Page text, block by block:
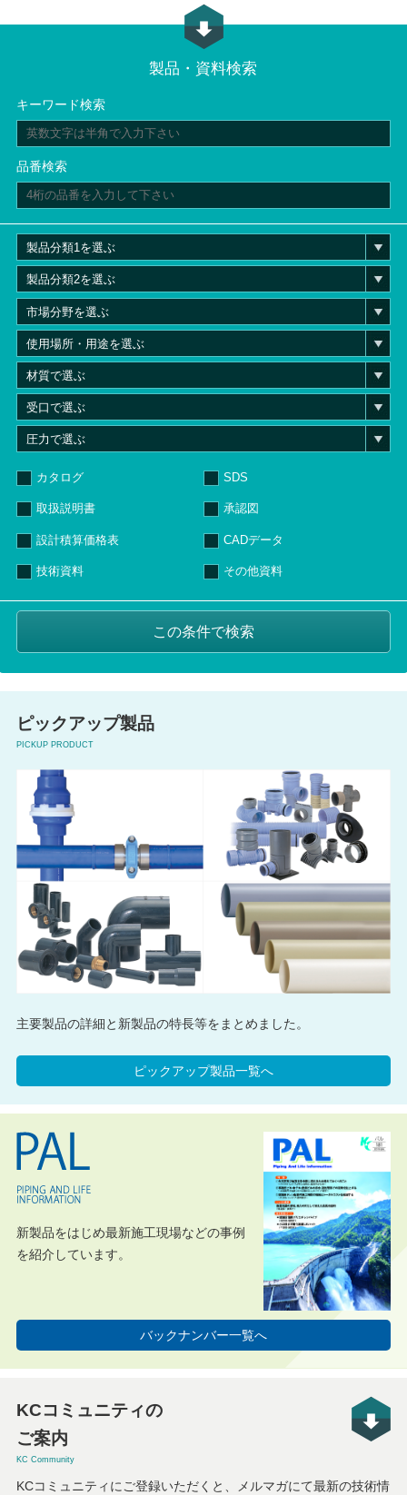
製品・資料検索
キーワード検索
品番検索
カタログ SDS
取扱説明書 承認図
設計積算価格表 CADデータ
技術資料 その他資料
ピックアップ製品
PICKUP PRODUCT
主要製品の詳細と新製品の特長等をまとめました。
ピックアップ製品一覧へ
新製品をはじめ最新施工現場などの事例
を紹介しています。
バックナンバー一覧へ
KCコミュニティの
ご案内
KC Community
KCコミュニティにご登録いただくと、メルマガにて最新の技術情